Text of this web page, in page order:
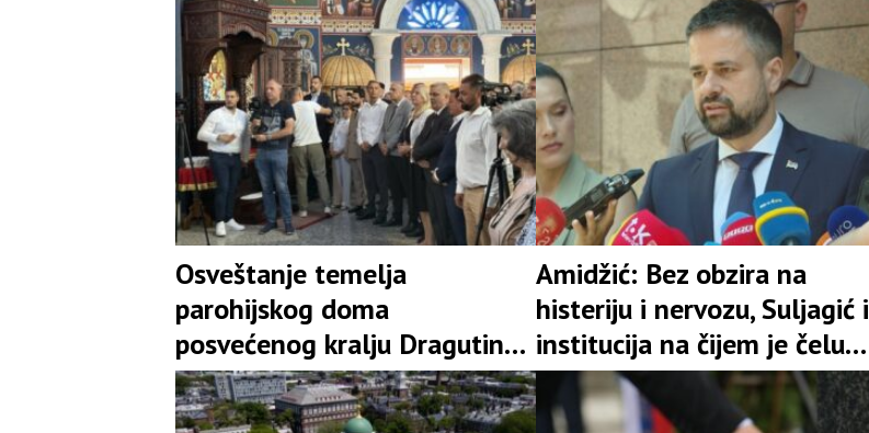
Osveštanje temelja
parohijskog doma
posvećenog kralju Dragutinu,
prisustvuje Cvijanovićeva
Amidžić: Bez obzira na
histeriju i nervozu, Suljagić i
institucija na čijem je čelu
nisu i ne mogu biti iznad
zakona